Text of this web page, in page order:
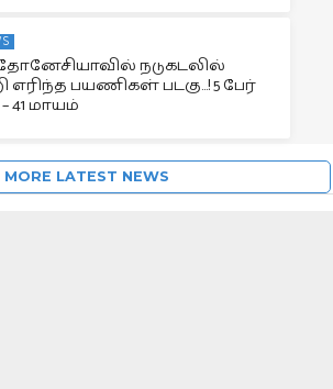
நடுகடலில்
எரிந்த பயணிகள் படகு…! 5 பேர்
41 மாயம்
MORE LATEST NEWS